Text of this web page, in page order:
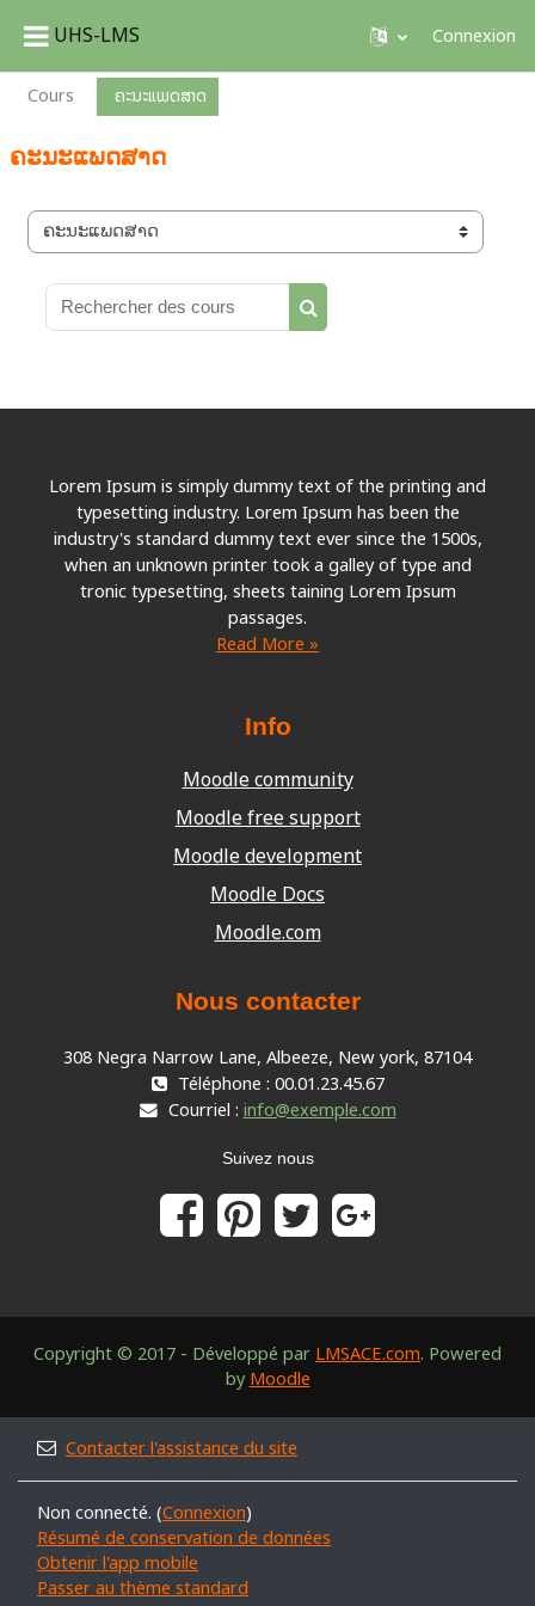
Passer au contenu principal
UHS-LMS Connexion
Cours ຄະນະແພດສາດ
ຄະນະແພດສາດ
Catégories de cours
Rechercher des cours
Rechercher des cours
Lorem Ipsum is simply dummy text of the printing and
typesetting industry. Lorem Ipsum has been the
industry's standard dummy text ever since the 1500s,
when an unknown printer took a galley of type and
tronic typesetting, sheets taining Lorem Ipsum
passages.
Read More »
Info
Moodle community
Moodle free support
Moodle development
Moodle Docs
Moodle.com
Nous contacter
308 Negra Narrow Lane, Albeeze, New york, 87104
Téléphone : 00.01.23.45.67
Courriel : info@exemple.com
Suivez nous
Copyright © 2017 - Développé par LMSACE.com. Powered
by Moodle
Contacter l'assistance du site
Non connecté. (Connexion)
Résumé de conservation de données
Obtenir l'app mobile
Passer au thème standard